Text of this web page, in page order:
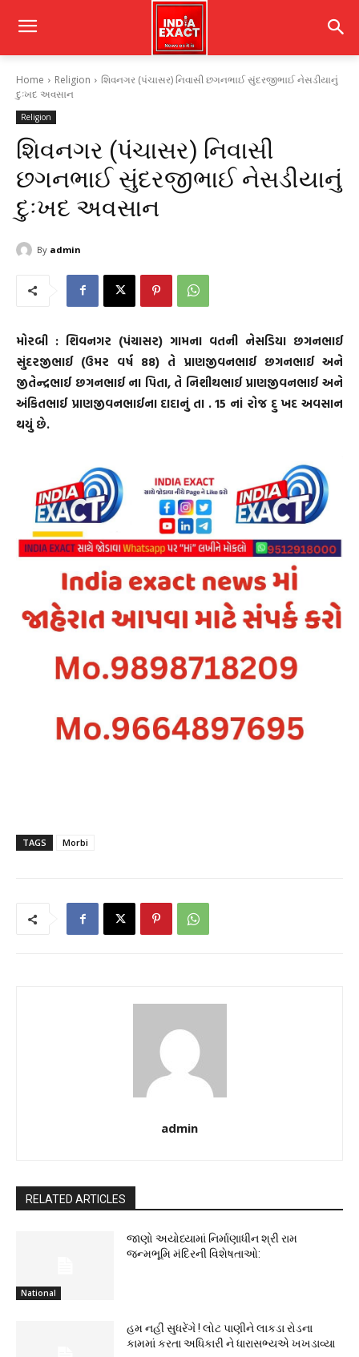
Home Religion
શિવનગર (પંચાસર) નિવાસી છગનભાઈ સુંદરજીભાઈ નેસડીયાનું
દુઃખદ અવસાન
Religion
શિવનગર (પંચાસર) નિવાસી
છગનભાઈ સુંદરજીભાઈ નેસડીયાનું
દુઃખદ અવસાન
By admin
મોરબી : શિવનગર (પંચાસર) ગામના વતની નેસડિયા છગનભાઈ
સુંદરજીભાઈ (ઉમર વર્ષ 88) તે પ્રાણજીવનભાઈ છગનભાઈ અને
જીતેન્દ્રભાઈ છગનભાઈ ના પિતા, તે નિશીથભાઈ પ્રાણજીવનભાઈ અને
અંકિતભાઈ પ્રાણજીવનભાઈના દાદાનું તા . 15 નાં રોજ દુ ખદ અવસાન
થયું છે.
TAGS Morbi
admin
RELATED ARTICLES
National
જાણો અયોધ્યામાં નિર્માણાધીન શ્રી રામ
જન્મભૂમિ મંદિરની વિશેષતાઓ:
હમ નહીં સુધરેંગે ! લોટ પાણીને લાકડા રોડના
કામમાં કરતા અધિકારી ને ધારાસભ્યએ ખખડાવ્યા